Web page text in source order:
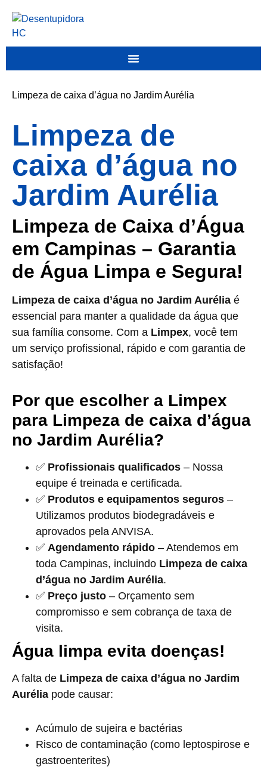
Limpeza de caixa d’água no Jardim Aurélia
Limpeza de
caixa d’água no
Jardim Aurélia
Limpeza de Caixa d’Água
em Campinas – Garantia
de Água Limpa e Segura!
Limpeza de caixa d’água no Jardim Aurélia é
essencial para manter a qualidade da água que
sua família consome. Com a Limpex, você tem
um serviço profissional, rápido e com garantia de
satisfação!
Por que escolher a Limpex
para Limpeza de caixa d’água
no Jardim Aurélia?
✅ Profissionais qualificados – Nossa
equipe é treinada e certificada.
✅ Produtos e equipamentos seguros –
Utilizamos produtos biodegradáveis e
aprovados pela ANVISA.
✅ Agendamento rápido – Atendemos em
toda Campinas, incluindo Limpeza de caixa
d’água no Jardim Aurélia.
✅ Preço justo – Orçamento sem
compromisso e sem cobrança de taxa de
visita.
Água limpa evita doenças!
A falta de Limpeza de caixa d’água no Jardim
Aurélia pode causar:
Acúmulo de sujeira e bactérias
Risco de contaminação (como leptospirose e
gastroenterites)